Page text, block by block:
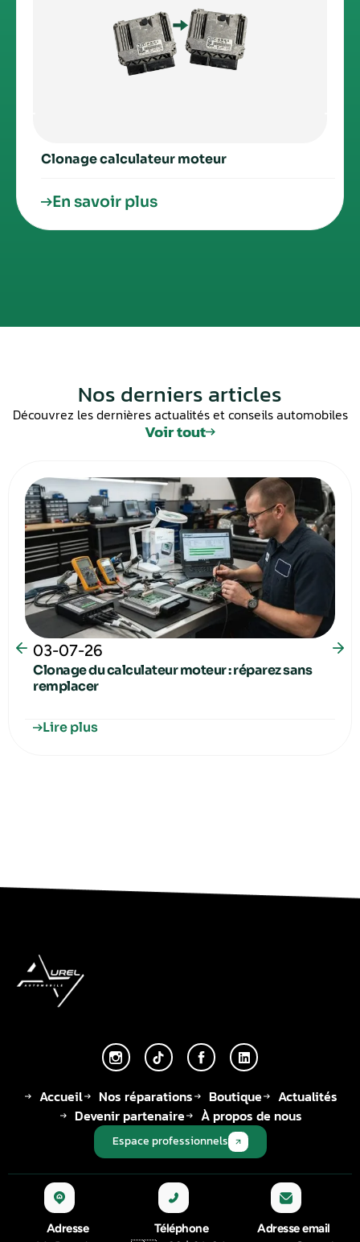
Clonage calculateur moteur
En savoir plus
Nos derniers articles
Découvrez les dernières actualités et conseils automobiles
Voir tout
03-07-26
Clonage du calculateur moteur : réparez sans
remplacer
Lire plus
Accueil Nos réparations Boutique
Actualités
Devenir partenaire
À propos de nous
Espace professionnels
Adresse Téléphone Adresse email